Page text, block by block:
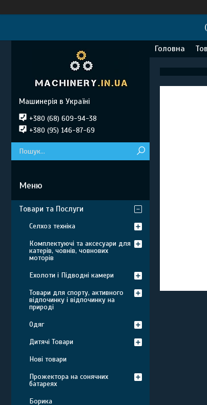
Головна
Машинерія в Україні
+380 (68) 609-94-38
+380 (95) 146-87-69
Товари та Послуги
Селхоз техніка
Комплектуючі та аксесуари для
катерів, човнів, човнових
моторів
Ехолоти і Підводні камери
Товари для спорту, активного
відпочинку і відпочинку на
природі
Одяг
Дитячі Товари
Нові товари
Прожектора на сонячних
батареях
Борика